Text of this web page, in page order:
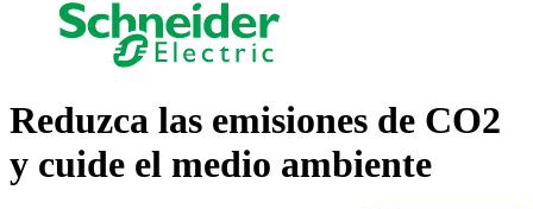
Reduzca las emisiones de CO2
y cuide el medio ambiente